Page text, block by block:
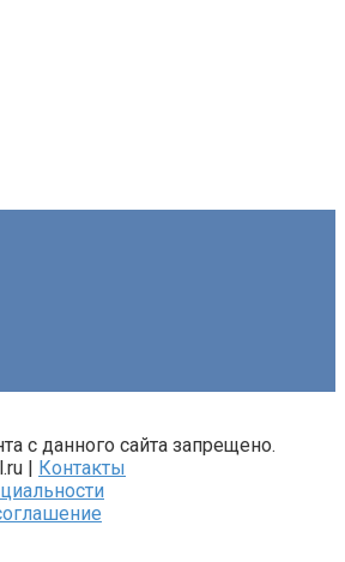
с данного сайта запрещено.
| Контакты